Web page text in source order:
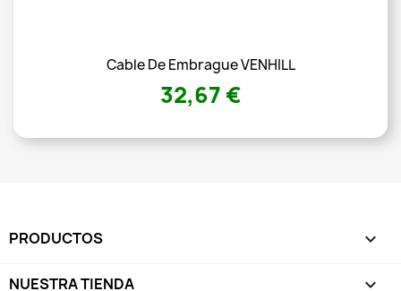
Cable De Embrague VENHILL
32,67 €
PRODUCTOS 
NUESTRA TIENDA 